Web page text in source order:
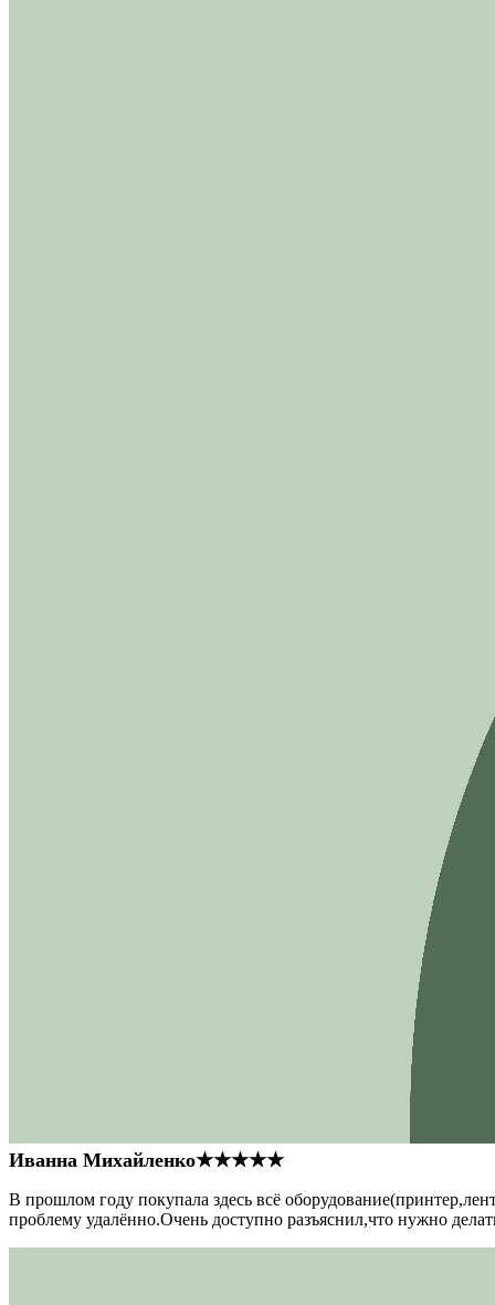
Иванна Михайленко★★★★★
В прошлом году покупала здесь всё
проблему удалённо.Очень доступно разъяснил,что нужно